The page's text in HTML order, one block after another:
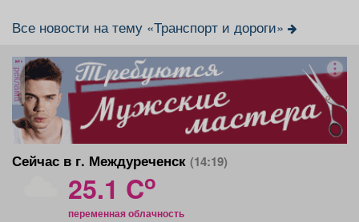
Все новости на тему «Транспорт и дороги»
реклама
Сейчас в г. Междуреченск (14:19)
25.1 Co
переменная облачность